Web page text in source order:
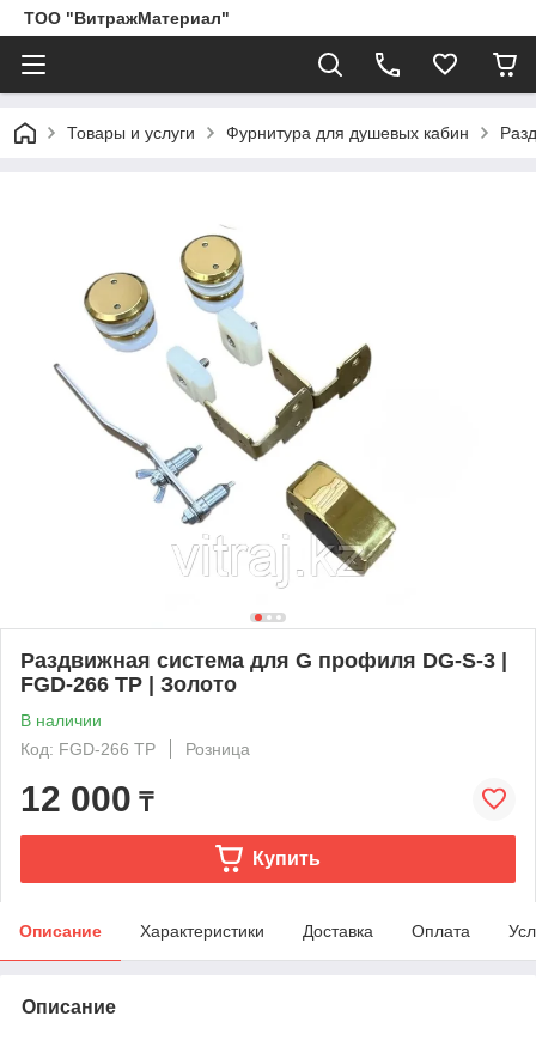
ТОО "ВитражМатериал"
Товары и услуги Фурнитура для душевых кабин
Раздвижная система для G профиля DG-S-3 |
FGD-266 TP | Золото
В наличии
Код: FGD-266 TP
Розница
12 000 ₸
Купить
Описание Характеристики Доставка Оплата
Описание